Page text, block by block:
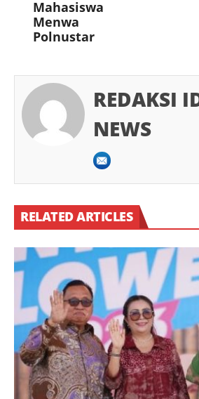
Mahasiswa
Menwa
Polnustar
REDAKSI
NEWS
RELATED ARTICLES